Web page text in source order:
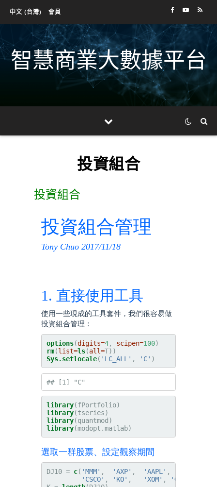
中文 (台灣) 會員
智慧商業大數據平台
投資組合
投資組合